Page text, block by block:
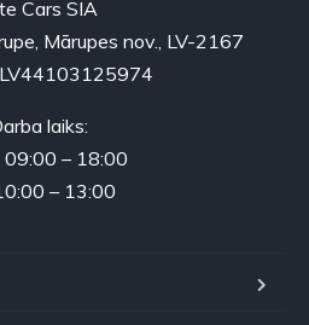
Cars SIA
Mārupes nov., LV-2167
laiks:
09:00 – 18:00
– 13:00